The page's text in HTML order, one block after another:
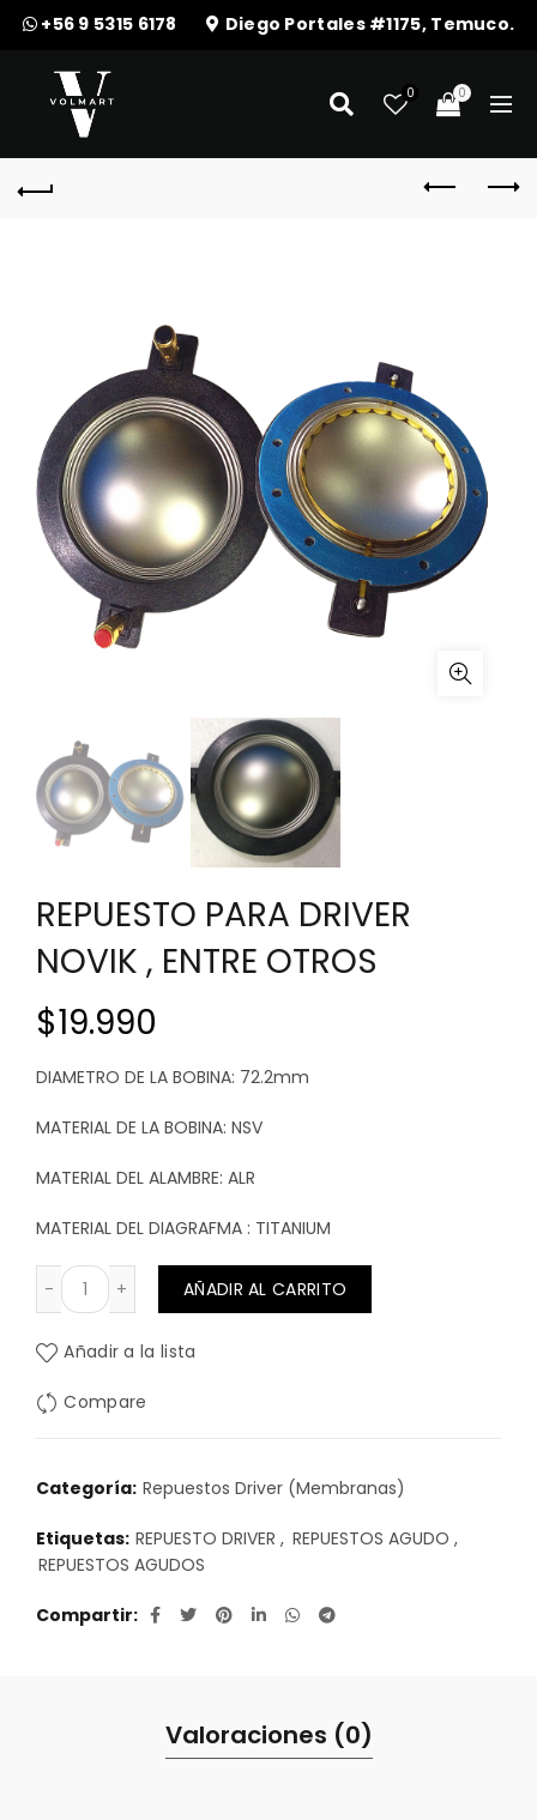
+56 9 5315 6178 Diego Portales #1175, Temuco.
0 0
REPUESTO PARA DRIVER
NOVIK , ENTRE OTROS
$19.990
DIAMETRO DE LA BOBINA: 72.2mm
MATERIAL DE LA BOBINA: NSV
MATERIAL DEL ALAMBRE: ALR
MATERIAL DEL DIAGRAFMA : TITANIUM
REPUESTO PARA DRIVER NOVIK , ENTRE OTROS cantidad
AÑADIR AL CARRITO
Añadir a la lista
Compare
Categoría: Repuestos Driver (Membranas)
Etiquetas: REPUESTO DRIVER , REPUESTOS AGUDO ,
REPUESTOS AGUDOS
Compartir
Valoraciones (0)